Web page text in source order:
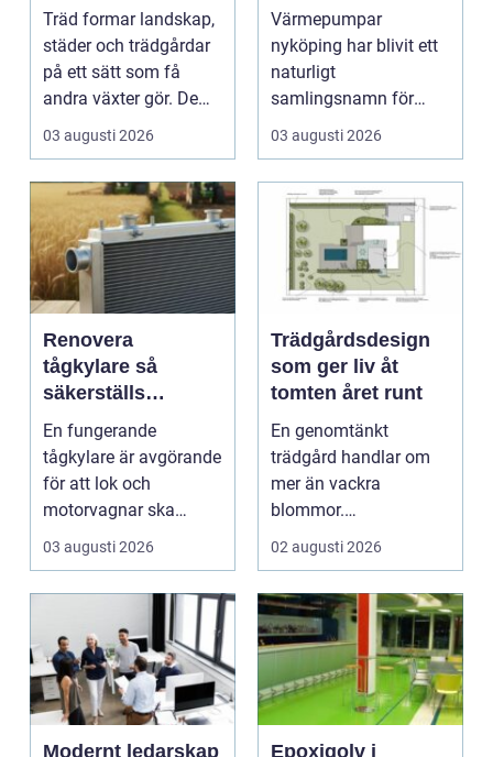
Träd formar landskap,
städer och trädgårdar
på ett sätt som få
andra växter gör. De
skapar rum, ger ...
03 augusti 2026
Värmepumpar
nyköping har blivit ett
naturligt
samlingsnamn för
husägare som vill
kombinera lägre ene...
03 augusti 2026
Renovera
tågkylare så
säkerställs
driftsäkra lok och
tågsystem
En fungerande
tågkylare är avgörande
för att lok och
motorvagnar ska
kunna leverera pålitlig
drift d...
03 augusti 2026
Trädgårdsdesign
som ger liv åt
tomten året runt
En genomtänkt
trädgård handlar om
mer än vackra
blommor.
trädgårdsdesign
förenar funktion, form
och ...
02 augusti 2026
Modernt ledarskap
Epoxigolv i